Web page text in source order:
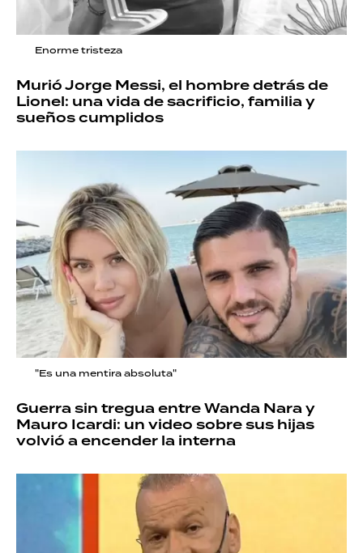
Enorme tristeza
Murió Jorge Messi, el hombre detrás de
Lionel: una vida de sacrificio, familia y
sueños cumplidos
"Es una mentira absoluta"
Guerra sin tregua entre Wanda Nara y
Mauro Icardi: un video sobre sus hijas
volvió a encender la interna